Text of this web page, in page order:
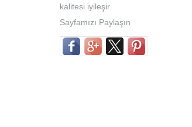
kalitesi iyileşir.
Sayfamızı Paylaşın